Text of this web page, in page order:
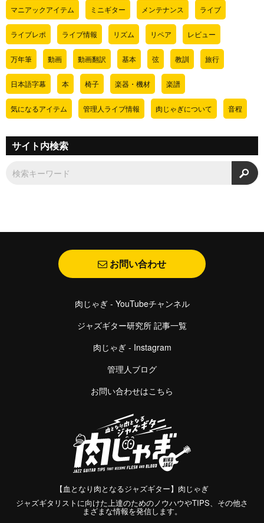
マニアックアイテム ミニギター メンテナンス ライブ
ライブレポ ライブ情報 リズム リペア レビュー
万年筆 動画 動画翻訳 基本 弦 教訓 旅行
日本語字幕 本 椅子 楽器・機材 楽譜
気になるアイテム 管理人ライブ情報 肉じゃぎについて 音程
サイト内検索
検
お問い合わせ
肉じゃぎ - YouTubeチャンネル
ジャズギター研究所 記事一覧
肉じゃぎ - Instagram
管理人ブログ
お問い合わせはこちら
【血となり肉となるジャズギター】肉じゃぎ
ジャズギタリストに向けた上達のためのノウハウやTIPS、その他さ
まざまな情報を発信します。